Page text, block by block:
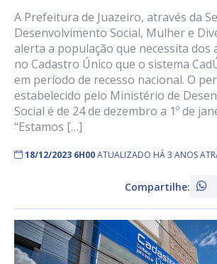
A Prefeitura de Juazeiro, através da
Desenvolvimento Social, Mulher e
alerta a população que necessita dos
no Cadastro Único que o sistema
em período de recesso nacional. O
estabelecido pelo Ministério de
Social é de 24 de dezembro a 1º de
“Estamos […]
18/12/2023 6H00ATUALIZADO HÁ 3 ANOS
Compartilhe: